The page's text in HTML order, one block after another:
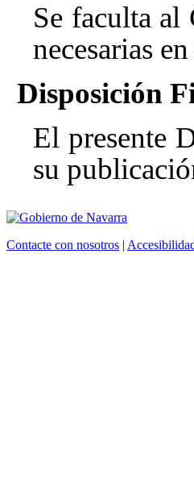
Se faculta al
necesarias
Disposición
El presente
su
Contacte con nosotros |